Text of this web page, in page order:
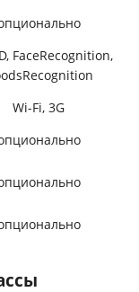
FaceRecognition,
Wi-Fi, 3G